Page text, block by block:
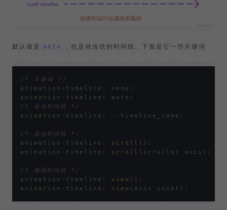
默认值是 auto ，也是就传统的时间线。下面是它一些关键词
/* 关键词 */
animation
animation
/* 命名时间线 */
animation -timeline: --timeline_name;
/* 滚动时间线 */
animation -timeline: scroll
animation -timeline: scroll (scroller axis);
/* 视图时间线 */
animation -timeline: view
animation -timeline: view